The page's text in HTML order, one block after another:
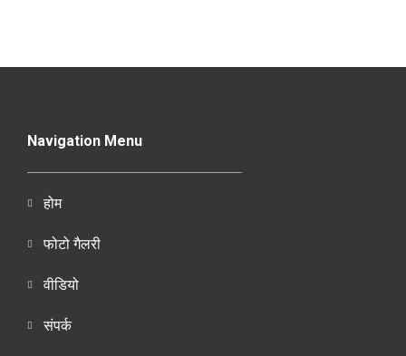
Navigation Menu
होम
फोटो गैलरी
वीडियो
संपर्क